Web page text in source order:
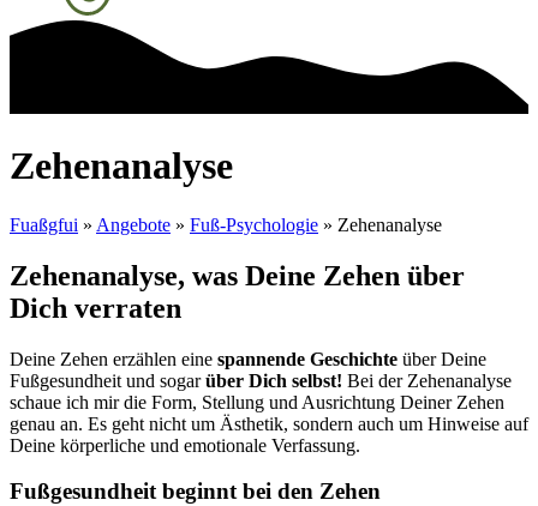
Zehenanalyse
Fuaßgfui » Angebote » Fuß-Psychologie » Zehenanalyse
Zehenanalyse, was Deine Zehen über
Dich verraten
Deine Zehen erzählen eine spannende Geschichte über Deine
Fußgesundheit und sogarüber Dich selbst! Bei der Zehenanalyse
schaue ich mir die Form, Stellung und Ausrichtung Deiner Zehen
genau an. Es geht nicht um Ästhetik, sondern auch um Hinweise auf
Deine körperliche und emotionale Verfassung.
Fußgesundheit beginnt bei den Zehen